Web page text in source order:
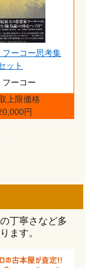
フーコー思考集
ット
フーコー
上限価格
円
丁寧さなど多
ます。